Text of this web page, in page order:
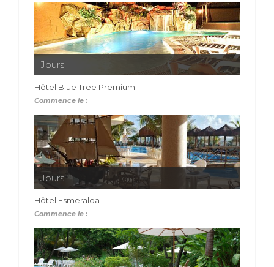
Jours
Hôtel Blue Tree Premium
Commence le :
Jours
Hôtel Esmeralda
Commence le :